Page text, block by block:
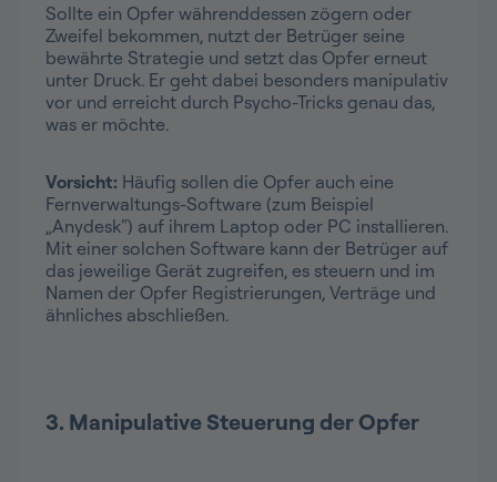
Sollte ein Opfer währenddessen zögern oder
Zweifel bekommen, nutzt der Betrüger seine
bewährte Strategie und setzt das Opfer erneut
unter Druck. Er geht dabei besonders manipulativ
vor und erreicht durch Psycho-Tricks genau das,
was er möchte.
Vorsicht: Häufig sollen die Opfer auch eine
Fernverwaltungs-Software (zum Beispiel
„Anydesk“) auf ihrem Laptop oder PC installieren.
Mit einer solchen Software kann der Betrüger auf
das jeweilige Gerät zugreifen, es steuern und im
Namen der Opfer Registrierungen, Verträge und
ähnliches abschließen.
3. Manipulative Steuerung der Opfer